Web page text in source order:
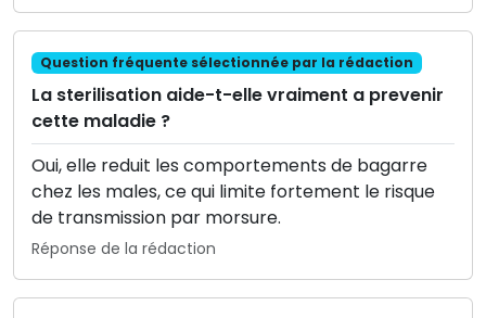
Question fréquente sélectionnée par la rédaction
La sterilisation aide-t-elle vraiment a prevenir
cette maladie ?
Oui, elle reduit les comportements de bagarre
chez les males, ce qui limite fortement le risque
de transmission par morsure.
Réponse de la rédaction